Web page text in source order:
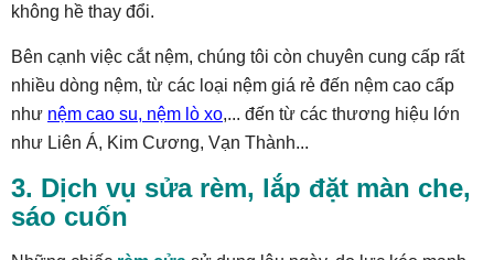
không hề thay đổi.
Bên cạnh việc cắt nệm, chúng tôi còn chuyên cung cấp rất
nhiều dòng nệm, từ các loại nệm giá rẻ đến nệm cao cấp
như nệm cao su, nệm lò xo,... đến từ các thương hiệu lớn
như Liên Á, Kim Cương, Vạn Thành...
3. Dịch vụ sửa rèm, lắp đặt màn che,
sáo cuốn